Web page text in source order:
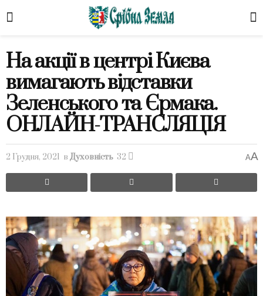
На акції в центрі Києва
вимагають відставки
Зеленського та Єрмака.
ОНЛАЙН-ТРАНСЛЯЦІЯ
2 Грудня, 2021 в Духовність 32 AA